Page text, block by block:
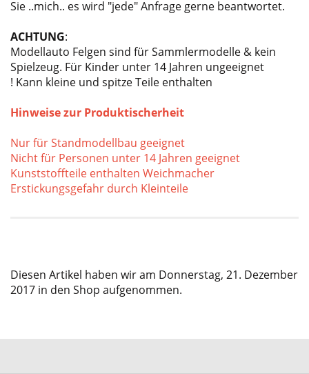
Sie ..mich.. es wird "jede" Anfrage gerne beantwortet.
ACHTUNG:
Modellauto Felgen sind für Sammlermodelle & kein
Spielzeug. Für Kinder unter 14 Jahren ungeeignet
! Kann kleine und spitze Teile enthalten
Hinweise zur Produktischerheit
Nur für Standmodellbau geeignet
Nicht für Personen unter 14 Jahren geeignet
Kunststoffteile enthalten Weichmacher
Erstickungsgefahr durch Kleinteile
Diesen Artikel haben wir am Donnerstag, 21. Dezember
2017 in den Shop aufgenommen.